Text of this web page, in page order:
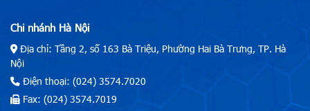
Chi nhánh Hà Nội
Địa chỉ: Tầng 2, số 163 Bà Triệu, Phường Hai Bà Trưng, TP. Hà
Nội
Điện thoại: (024) 3574.7020
Fax: (024) 3574.7019